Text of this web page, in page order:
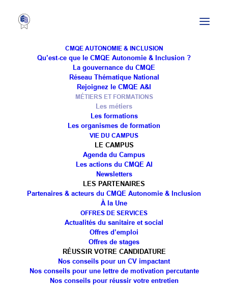
CMQE AUTONOMIE & INCLUSION
Qu’est-ce que le CMQE Autonomie & Inclusion ?
La gouvernance du CMQE
Réseau Thématique National
Rejoignez le CMQE A&I
MÉTIERS ET FORMATIONS
Les métiers
Les formations
Les organismes de formation
VIE DU CAMPUS
LE CAMPUS
Agenda du Campus
Les actions du CMQE AI
Newsletters
LES PARTENAIRES
Partenaires & acteurs du CMQE Autonomie & Inclusion
À la Une
OFFRES DE SERVICES
Actualités du sanitaire et social
Offres d’emploi
Offres de stages
RÉUSSIR VOTRE CANDIDATURE
Nos conseils pour un CV impactant
Nos conseils pour une lettre de motivation percutante
Nos conseils pour réussir votre entretien
PRÉSENTATION DES
MÉTIERS